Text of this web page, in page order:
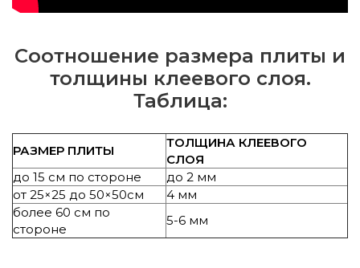
Соотношение размера плиты и
толщины клеевого слоя.
Таблица:
РАЗМЕР ПЛИТЫ
ТОЛЩИНА КЛЕЕВОГО
СЛОЯ
до 15 см по стороне
до 2 мм
от 25×25 до 50×50см
4 мм
более 60 см по
стороне
5-6 мм